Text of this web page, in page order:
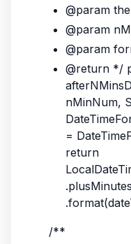
@param
@param
@param
@return */
nMinNum,
=
return
/**